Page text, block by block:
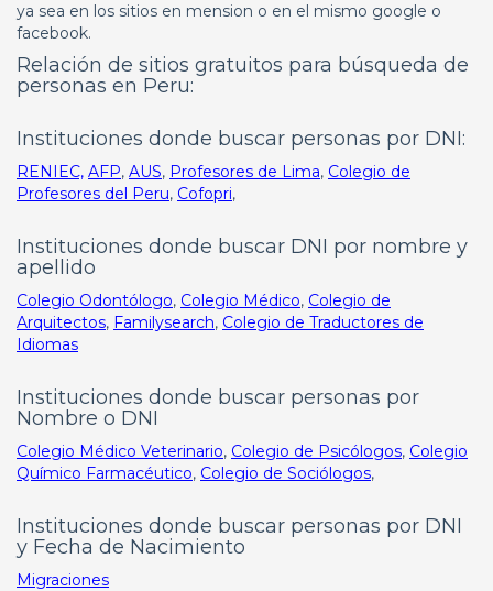
ya sea en los sitios en mension o en el mismo google o
facebook.
Relación de sitios gratuitos para búsqueda de
personas en Peru:
Instituciones donde buscar personas por DNI:
RENIEC, AFP, AUS, Profesores de Lima, Colegio de
Profesores del Peru, Cofopri,
Instituciones donde buscar DNI por nombre y
apellido
Colegio Odontólogo, Colegio Médico, Colegio de
Arquitectos, Familysearch, Colegio de Traductores de
Idiomas
Instituciones donde buscar personas por
Nombre o DNI
Colegio Médico Veterinario, Colegio de Psicólogos, Colegio
Químico Farmacéutico, Colegio de Sociólogos,
Instituciones donde buscar personas por DNI
y Fecha de Nacimiento
Migraciones